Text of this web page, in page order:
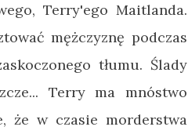
Terry'ego Maitlanda.
mężczyznę podczas
tłumu. Ślady
Terry ma mnóstwo
że w czasie morderstwa